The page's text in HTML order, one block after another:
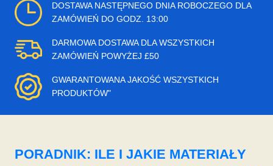
DOSTAWA NASTĘPNEGO DNIA ROBOCZEGO DLA
ZAMÓWIEŃ DO GODZ. 13:00
DARMOWA DOSTAWA DLA WSZYSTKICH
ZAMÓWIEŃ POWYŻEJ £50
GWARANTOWANA JAKOŚĆ WSZYSTKICH
PRODUKTÓW"
PORADNIK: ILE I JAKIE MATERIAŁY